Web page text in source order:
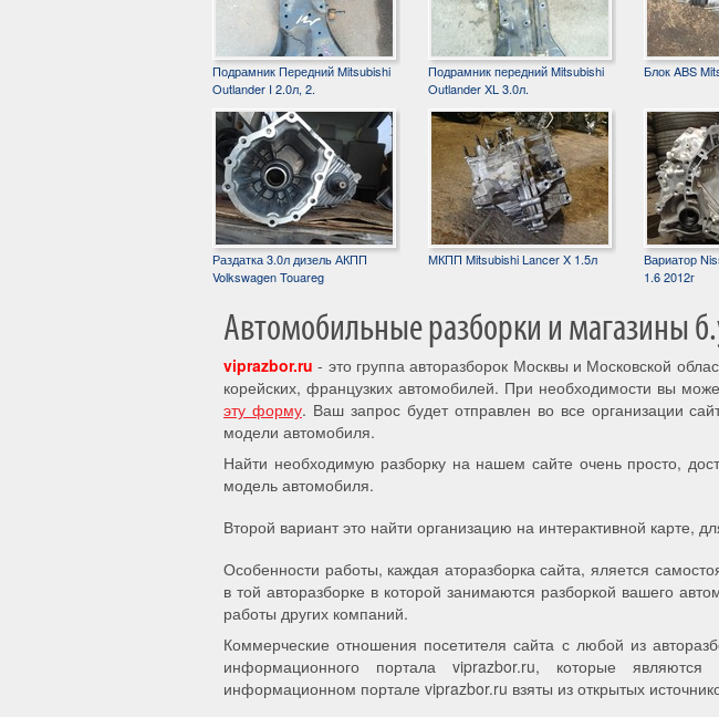
Подрамник Передний Mitsubishi
Outlander I 2.0л, 2.
Подрамник передний Mitsubishi
Outlander XL 3.0л.
Блок ABS
Раздатка 3.0л дизель АКПП
Volkswagen Touareg
МКПП Mitsubishi Lancer X 1.5л
Вариатор
1.6 2012г
Автомобильные разборки и магазины
viprazbor.ru - это группа авторазборок Москвы и Московской
корейских, французких автомобилей. При необходимости вы
эту форму. Ваш запрос будет отправлен во все организации
модели автомобиля.
Найти необходимую разборку на нашем сайте очень просто,
модель автомобиля.
Второй вариант это найти организацию на интерактивной карте,
Особенности работы, каждая аторазборка сайта, яляется
в той авторазборке в которой занимаются разборкой вашего
работы других компаний.
Коммерческие отношения посетителя сайта с любой из
информационного портала viprazbor.ru, которые
информационном портале viprazbor.ru взяты из открытых